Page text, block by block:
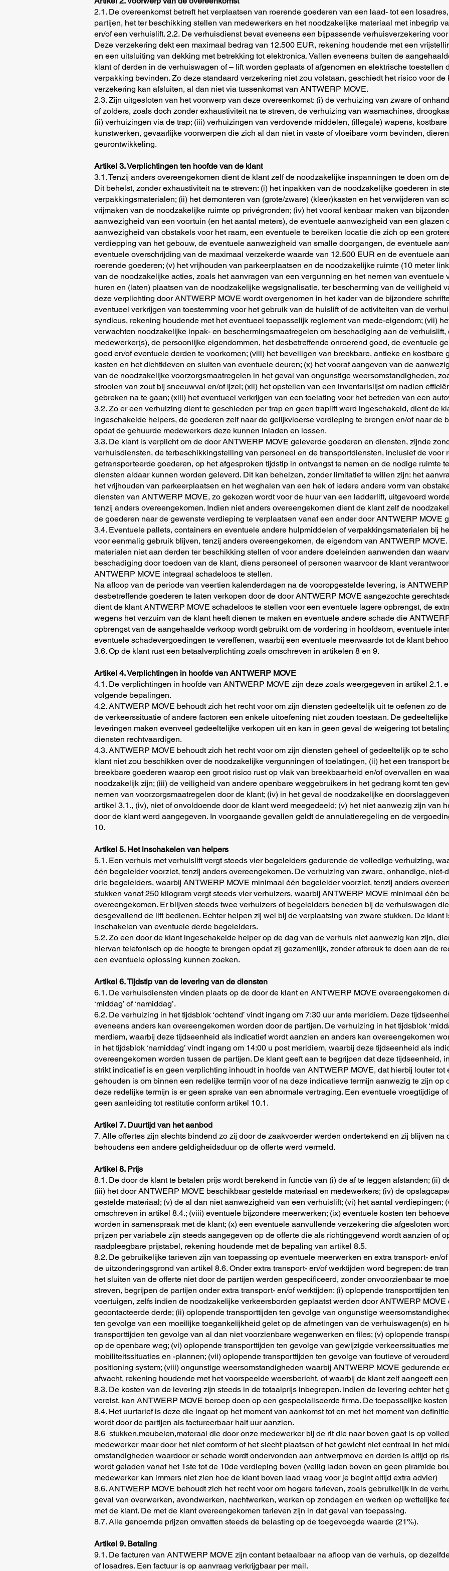
2.1. De overeenkomst betreft het verplaatsen van roerende goederen van een laad- tot een
partijen, het ter beschikking stellen van medewerkers en het noodzakelijke materiaal met inbegrip
en/of een verhuislift. 2.2. De verhuisdienst bevat eveneens een bijpassende verhuisverzekering
Deze verzekering dekt een maximaal bedrag van 12.500 EUR, rekening houdende met een
en een uitsluiting van dekking met betrekking tot elektronica. Vallen eveneens buiten de
klant of derden in de verhuiswagen of – lift worden geplaats of afgenomen en elektrische toestellen
verpakking bevinden. Zo deze standaard verzekering niet zou volstaan, geschiedt het risico voor de
verzekering kan afsluiten, al dan niet via tussenkomst van ANTWERP MOVE.
2.3. Zijn uitgesloten van het voorwerp van deze overeenkomst: (i) de verhuizing van zware of
of zolders, zoals doch zonder exhaustiviteit na te streven, de verhuizing van wasmachines,
(ii) verhuizingen via de trap; (iii) verhuizingen van verdovende middelen, (illegale) wapens,
kunstwerken, gevaarlijke voorwerpen die zich al dan niet in vaste of vloeibare vorm bevinden,
geurontwikkeling.
Artikel 3. Verplichtingen ten hoofde van de klant
3.1. Tenzij anders overeengekomen dient de klant zelf de noodzakelijke inspanningen te doen om
Dit behelst, zonder exhaustiviteit na te streven: (i) het inpakken van de noodzakelijke goederen in
verpakkingsmaterialen; (ii) het demonteren van (grote/zware) (kleer)kasten en het verwijderen van
vrijmaken van de noodzakelijke ruimte op privégronden; (iv) het vooraf kenbaar maken van
aanwezigheid van een voortuin (en het aantal meters), de eventuele aanwezigheid van een glazen
aanwezigheid van obstakels voor het raam, een eventuele te bereiken locatie die zich op een
verdiepping van het gebouw, de eventuele aanwezigheid van smalle doorgangen, de eventuele
eventuele overschrijding van de maximaal verzekerde waarde van 12.500 EUR en de eventuele
roerende goederen; (v) het vrijhouden van parkeerplaatsen en de noodzakelijke ruimte (10 meter
van de noodzakelijke acties, zoals het aanvragen van een vergunning en het nemen van eventuele
huren en (laten) plaatsen van de noodzakelijke wegsignalisatie, ter bescherming van de veiligheid
deze verplichting door ANTWERP MOVE wordt overgenomen in het kader van de bijzondere
eventueel verkrijgen van toestemming voor het gebruik van de huislift of de activiteiten van de
syndicus, rekening houdende met het eventueel toepasselijk reglement van mede-eigendom; (vii)
verwachten noodzakelijke inpak- en beschermingsmaatregelen om beschadiging aan de
medewerker(s), de persoonlijke eigendommen, het desbetreffende onroerend goed, de eventuele
goed en/of eventuele derden te voorkomen; (viii) het beveiligen van breekbare, antieke en kostbare
kasten en het dichtkleven en sluiten van eventuele deuren; (x) het vooraf aangeven van de
van de noodzakelijke voorzorgsmaatregelen in het geval van ongunstige weersomstandigheden,
strooien van zout bij sneeuwval en/of ijzel; (xii) het opstellen van een inventarislijst om nadien
gebreken na te gaan; (xiii) het eventueel verkrijgen van een toelating voor het betreden van een
3.2. Zo er een verhuizing dient te geschieden per trap en geen traplift werd ingeschakeld, dient de
ingeschakelde helpers, de goederen zelf naar de gelijkvloerse verdieping te brengen en/of naar de
opdat de gehuurde medewerkers deze kunnen inladen en lossen.
3.3. De klant is verplicht om de door ANTWERP MOVE geleverde goederen en diensten, zijnde
verhuisdiensten, de terbeschikkingstelling van personeel en de transportdiensten, inclusief de voor
getransporteerde goederen, op het afgesproken tijdstip in ontvangst te nemen en de nodige ruimte
diensten aldaar kunnen worden geleverd. Dit kan behelzen, zonder limitatief te willen zijn: het
het vrijhouden van parkeerplaatsen en het weghalen van een hek of iedere andere vorm van
diensten van ANTWERP MOVE, zo gekozen wordt voor de huur van een ladderlift, uitgevoerd
tenzij anders overeengekomen. Indien niet anders overeengekomen dient de klant zelf de
de goederen naar de gewenste verdieping te verplaatsen vanaf een ander door ANTWERP MOVE
3.4. Eventuele pallets, containers en eventuele andere hulpmiddelen of verpakkingsmaterialen bij
voor eenmalig gebruik blijven, tenzij anders overeengekomen, de eigendom van ANTWERP
materialen niet aan derden ter beschikking stellen of voor andere doeleinden aanwenden dan
beschadiging door toedoen van de klant, diens personeel of personen waarvoor de klant
ANTWERP MOVE integraal schadeloos te stellen.
Na afloop van de periode van veertien kalenderdagen na de vooropgestelde levering, is
desbetreffende goederen te laten verkopen door de door ANTWERP MOVE aangezochte
dient de klant ANTWERP MOVE schadeloos te stellen voor een eventuele lagere opbrengst, de
wegens het verzuim van de klant heeft dienen te maken en eventuele andere schade die
opbrengst van de aangehaalde verkoop wordt gebruikt om de vordering in hoofdsom, eventuele
eventuele schadevergoedingen te vereffenen, waarbij een eventuele meerwaarde tot de klant
3.6. Op de klant rust een betaalverplichting zoals omschreven in artikelen 8 en 9.
Artikel 4. Verplichtingen in hoofde van ANTWERP MOVE
4.1. De verplichtingen in hoofde van ANTWERP MOVE zijn deze zoals weergegeven in artikel 2.1.
volgende bepalingen.
4.2. ANTWERP MOVE behoudt zich het recht voor om zijn diensten gedeeltelijk uit te oefenen zo
de verkeerssituatie of andere factoren een enkele uitoefening niet zouden toestaan. De
leveringen maken evenveel gedeeltelijke verkopen uit en kan in geen geval de weigering tot
diensten rechtvaardigen.
4.3. ANTWERP MOVE behoudt zich het recht voor om zijn diensten geheel of gedeeltelijk op te
klant niet zou beschikken over de noodzakelijke vergunningen of toelatingen, (ii) het een transport
breekbare goederen waarop een groot risico rust op vlak van breekbaarheid en/of overvallen en
noodzakelijk zijn; (iii) de veiligheid van andere openbare weggebruikers in het gedrang komt ten
nemen van voorzorgsmaatregelen door de klant; (iv) in het geval de noodzakelijke en
artikel 3.1., (iv), niet of onvoldoende door de klant werd meegedeeld; (v) het niet aanwezig zijn van
door de klant werd aangegeven. In voorgaande gevallen geldt de annulatieregeling en de
10.
Artikel 5. Het inschakelen van helpers
5.1. Een verhuis met verhuislift vergt steeds vier begeleiders gedurende de volledige verhuizing,
één begeleider voorziet, tenzij anders overeengekomen. De verhuizing van zware, onhandige, niet-
drie begeleiders, waarbij ANTWERP MOVE minimaal één begeleider voorziet, tenzij anders
stukken vanaf 250 kilogram vergt steeds vier verhuizers, waarbij ANTWERP MOVE minimaal één
overeengekomen. Er blijven steeds twee verhuizers of begeleiders beneden bij de verhuiswagen
desgevallend de lift bedienen. Echter helpen zij wel bij de verplaatsing van zware stukken. De klant
inschakelen van eventuele derde begeleiders.
5.2. Zo een door de klant ingeschakelde helper op de dag van de verhuis niet aanwezig kan zijn,
hiervan telefonisch op de hoogte te brengen opdat zij gezamenlijk, zonder afbreuk te doen aan de
een eventuele oplossing kunnen zoeken.
Artikel 6. Tijdstip van de levering van de diensten
6.1. De verhuisdiensten vinden plaats op de door de klant en ANTWERP MOVE overeengekomen
‘middag’ of ‘namiddag’.
6.2. De verhuizing in het tijdsblok ‘ochtend’ vindt ingang om 7:30 uur ante meridiem. Deze
eveneens anders kan overeengekomen worden door de partijen. De verhuizing in het tijdsblok
merdiem, waarbij deze tijdseenheid als indicatief wordt aanzien en anders kan overeengekomen
in het tijdsblok ‘namiddag’ vindt ingang om 14:00 u post meridiem, waarbij deze tijdseenheid als
overeengekomen worden tussen de partijen. De klant geeft aan te begrijpen dat deze tijdseenheid,
strikt indicatief is en geen verplichting inhoudt in hoofde van ANTWERP MOVE, dat hierbij louter
gehouden is om binnen een redelijke termijn voor of na deze indicatieve termijn aanwezig te zijn op
deze redelijke termijn is er geen sprake van een abnormale vertraging. Een eventuele vroegtijdige
geen aanleiding tot restitutie conform artikel 10.1.
Artikel 7. Duurtijd van het aanbod
7. Alle offertes zijn slechts bindend zo zij door de zaakvoerder werden ondertekend en zij blijven
behoudens een andere geldigheidsduur op de offerte werd vermeld.
Artikel 8. Prijs
8.1. De door de klant te betalen prijs wordt berekend in functie van (i) de af te leggen afstanden; (ii)
(iii) het door ANTWERP MOVE beschikbaar gestelde materiaal en medewerkers; (iv) de
gestelde materiaal; (v) de al dan niet aanwezigheid van een verhuislift; (vi) het aantal verdiepingen;
omschreven in artikel 8.4.; (viii) eventuele bijzondere meerwerken; (ix) eventuele kosten ten
worden in samenspraak met de klant; (x) een eventuele aanvullende verzekering die afgesloten
prijzen per variabele zijn steeds aangegeven op de offerte die als richtinggevend wordt aanzien of
raadpleegbare prijstabel, rekening houdende met de bepaling van artikel 8.5.
8.2. De gebruikelijke tarieven zijn van toepassing op eventuele meerwerken en extra transport- en/
de uitzonderingsgrond van artikel 8.6. Onder extra transport- en/of werktijden word begrepen: de
het sluiten van de offerte niet door de partijen werden gespecificeerd, zonder onvoorzienbaar te
streven, begrijpen de partijen onder extra transport- en/of werktijden: (i) oplopende transporttijden
voertuigen, zelfs indien de noodzakelijke verkeersborden geplaatst werden door ANTWERP MOVE
gecontacteerde derde; (ii) oplopende transporttijden ten gevolge van ongunstige
ten gevolge van een moeilijke toegankelijkheid gelet op de afmetingen van de verhuiswagen(s) en
transporttijden ten gevolge van al dan niet voorzienbare wegenwerken en files; (v) oplopende
op de openbare weg; (vi) oplopende transporttijden ten gevolge van gewijzigde verkeerssituaties
mobiliteitssituaties en -plannen; (vii) oplopende transporttijden ten gevolge van foutieve of
positioning system; (viii) ongunstige weersomstandigheden waarbij ANTWERP MOVE gedurende
afwacht, rekening houdende met het voorspeelde weersbericht, of waarbij de klant zelf aangeeft
8.3. De kosten van de levering zijn steeds in de totaalprijs inbegrepen. Indien de levering echter het
vereist, kan ANTWERP MOVE beroep doen op een gespecialiseerde firma. De toepasselijke
8.4. Het uurtarief is deze die ingaat op het moment van aankomst tot en met het moment van
wordt door de partijen als factureerbaar half uur aanzien.
8.6 stukken,meubelen,materaal die door onze medewerker bij de rit die naar boven gaat is op
medewerker maar door het niet comform of het slecht plaatsen of het gewicht niet centraal in het
omstandigheden waardoor er schade wordt ondervonden aan antwerpmove en derden is altijd op
wordt geladen vanaf het 1ste tot de 10de verdieping boven (veilig laden boven en geen piramide
medewerker kan immers niet zien hoe de klant boven laad vraag voor je begint altijd extra advier)
8.6. ANTWERP MOVE behoudt zich het recht voor om hogere tarieven, zoals gebruikelijk in de
geval van overwerken, avondwerken, nachtwerken, werken op zondagen en werken op wettelijke
met de klant. De met de klant overeengekomen tarieven zijn in dat geval van toepassing.
8.7. Alle genoemde prijzen omvatten steeds de belasting op de toegevoegde waarde (21%).
Artikel 9. Betaling
9.1. De facturen van ANTWERP MOVE zijn contant betaalbaar na afloop van de verhuis, op
of losadres. Een factuur is op aanvraag verkrijgbaar per mail.